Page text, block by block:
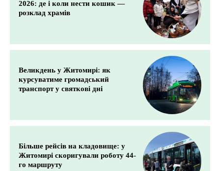
2026: де і коли нести кошик —
розклад храмів
Великдень у Житомирі: як
курсуватиме громадський
транспорт у святкові дні
Більше рейсів на кладовище: у
Житомирі скоригували роботу 44-
го маршруту